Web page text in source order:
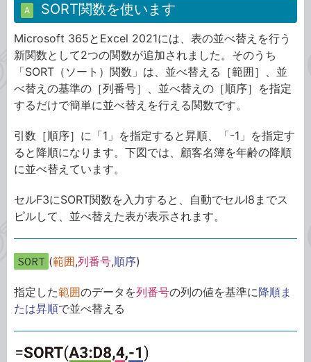
A SORT関数を使います
Microsoft 365とExcel 2021には、表の並べ替えを行う
新関数として2つの関数が追加されました。そのうち
「SORT（ソート）関数」は、並べ替える［範囲］、並
べ替えの基準の［列番号］、並べ替えの［順序］を指定
するだけで簡単に並べ替えを行える関数です。
引数［順序］に「1」を指定すると昇順、「-1」を指定す
ると降順になります。下図では、顧客名簿を年齢の降順
に並べ替えています。
セルF3にSORT関数を入力すると、自動でセルI8までス
ピルして、並べ替えた表が表示されます。
SORT (範囲,列番号,順序)
指定した範囲のデータを列番号の列の値を基準に降順ま
たは昇順で並べ替える